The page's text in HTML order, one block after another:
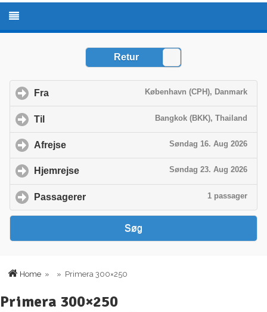
Home » » Primera 300×250
Primera 300×250